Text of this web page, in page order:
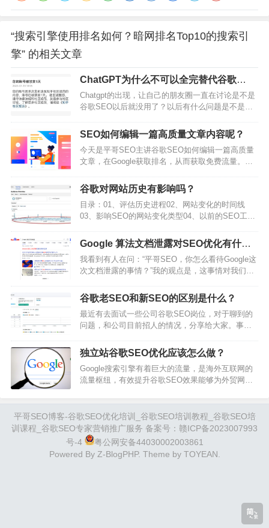
“搜索引擎使用排名如何？暗网排名Top10的搜索引
擎” 的相关文章
ChatGPT为什么不可以全完替代谷歌
SEO？
Chatgpt的出现，让自己的朋友圈一直在讨论是不是
谷歌SEO以后就没用了？以后有什么问题是不是直
ChatGPT，根据自己实际的操作来客观的分析
ChatGPT为什么不可以全完替代SEO？以及如何使
用ChatGPT来更好的提高Google SEO的效率，并降
低整体成本。当然仅仅只是靠着一个Chatgpt并不能
把所有的SEO事情搞定，所以给大家提供了…
SEO如何编辑一篇高质量文章内容呢？
今天是平哥SEO主讲谷歌SEO如何编辑一篇高质量
文章，在Google获取排名，从而获取免费流量。
动笔，如何选题，不妨问下自己下面这几个问题。
1、客户群体主要关注我们产品/服务哪些问题？2、
为什么写这篇文章，写这篇文章能解决客户哪些疑
问？3、这篇文章核心优化的关键词是哪一个？4、
这个关键词，是否值得做？经数据分析能预估给我
带来多少流量？总结：平哥SEO的这…
谷歌对网站历史有影响吗？
目录：01、评估历史进程02、网站变化的时间线
03、影响SEO的网站变化类型04、以前的SEO工作
的结果可能并非容易之事，一部分原因是因为各个
活动部分数量太多，另一部分原因是在网站上做改
变和在自然搜索结果中曝光之前可能相隔数月。这
个难题只会增加衡量进步以及对结果负责的重要
性。谷歌seo优化技巧这一节会研究如何衡量你SEO
的结果。2、网站变化的时间线…
Google 算法文档泄露对SEO优化有什么
影响？
我看到有人在问：“平哥SEO，你怎么看待Google这
次文档泄露的事情？”我的观点是，这事情对我们普
因为就算给你知道算法，你也没有短时间内拥有大
量的资源去获取这个算法中的利益。我举个例子，
好比很多人说：“数据表明，现在用户行为数据非常
重要”，那普通玩家能在短时间号召不同IP来去完成
这样的点击行为么？显然是很难的！有些事情是知
易行难，而那些有号召力的人，…
谷歌老SEO和新SEO的区别是什么？
最近有去面试一些公司谷歌SEO岗位，对于聊到的
问题，和公司目前招人的情况，分享给大家。事实
人，和一些新人，刚毕业1年的人，差距在哪里？如
果只是单纯的聊天，讲理论，讲真几乎是没有差距
的，这个信息时代，大家伙坐下来都能聊上一大堆
的理论基础，应该怎么做，大概怎么做。如果非得
独立站谷歌SEO优化应该怎么做？
Google搜索引擎有着巨大的流量，是海外互联网的
流量枢纽，有效提升谷歌SEO效果能够为外贸网站
名的过程。谷歌SEO排名越靠前，网站的排名就越
高，这意味着更多的询盘。今天就和大家从五个方
面深度解析独立站谷歌SEO优化：选择一个好的域
名域名是网站的基石，其在SEO中的价值不容忽
视。一个好的域名（比如谷歌SEO…
平哥SEO博客-谷歌SEO优化培训_谷歌SEO培训教程_谷歌SEO培
训课程_谷歌SEO专家营销推广服务 备案号： 赣ICP备2023007993
号-4
粤公网安备44030002003861
Powered By Z-BlogPHP. Theme by TOYEAN